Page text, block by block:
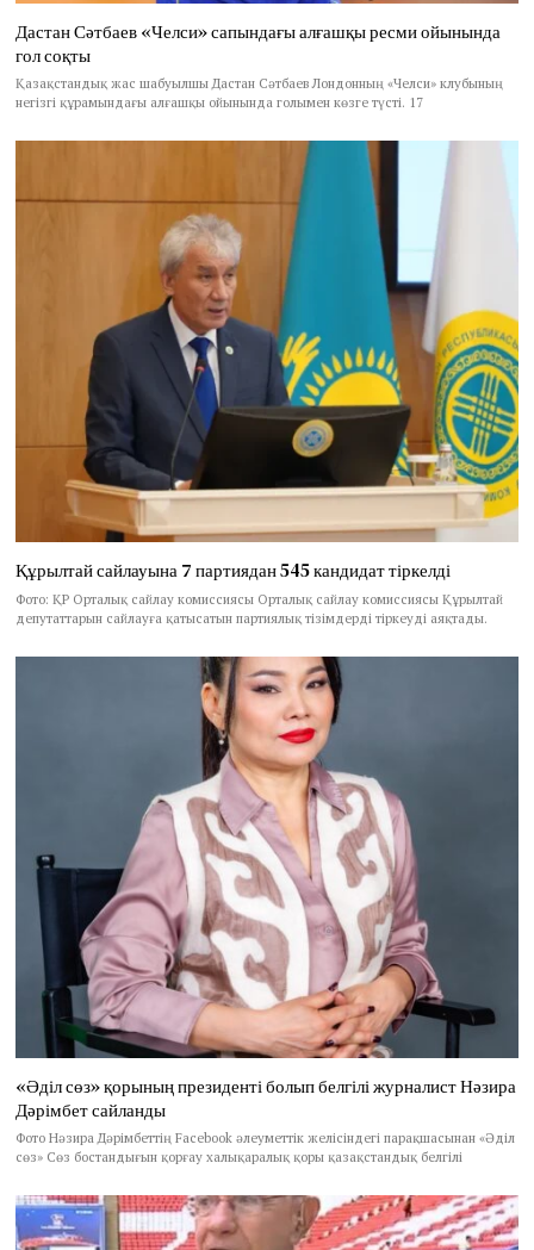
Дастан Сәтбаев «Челси» сапындағы алғашқы ресми ойынында
гол соқты
Қазақстандық жас шабуылшы Дастан Сәтбаев Лондонның «Челси» клубының
негізгі құрамындағы алғашқы ойынында голымен көзге түсті. 17
Құрылтай сайлауына 7 партиядан 545 кандидат тіркелді
Фото: ҚР Орталық сайлау комиссиясы Орталық сайлау комиссиясы Құрылтай
депутаттарын сайлауға қатысатын партиялық тізімдерді тіркеуді аяқтады.
«Әділ сөз» қорының президенті болып белгілі журналист Нәзира
Дәрімбет сайланды
Фото Нәзира Дәрімбеттің Facebook әлеуметтік желісіндегі парақшасынан «Әділ
сөз» Сөз бостандығын қорғау халықаралық қоры қазақстандық белгілі